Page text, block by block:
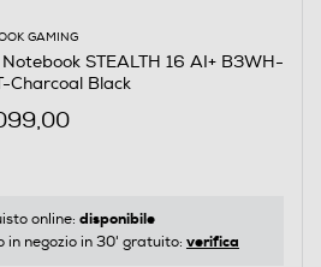
GAMING
STEALTH 16 AI+ B3WH-
Charcoal Black
online: disponibile
in negozio in 30' gratuito: verifica